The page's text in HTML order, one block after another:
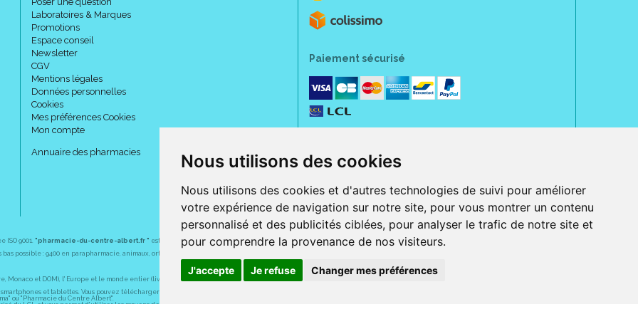
Nous utilisons des cookies
Nous utilisons des cookies et d'autres technologies de suivi pour améliorer
votre expérience de navigation sur notre site, pour vous montrer un contenu
personnalisé et des publicités ciblées, pour analyser le trafic de notre site et
pour comprendre la provenance de nos visiteurs.
J'accepte Je refuse Changer mes préférences
Laboratoires & Marques
Promotions
Espace conseil
Newsletter
CGV
Mentions légales
Données personnelles
Cookies
Mes préférences Cookies
Mon compte
Annuaire des pharmacies
Paiement sécurisé
9001. "pharmacie-du-centre-albert.fr " est le site internet de l a pharmacie du centre, 32 rue Jeanne d' Harcourt, 80300 Albert.
possible : 9400 en parapharmacie, animaux, orthopédie, matériel médical. 1700 en médicaments sans ordonnance.
et DOM), l' Europe et le monde entier (livraison assuré par Colissimo et ses partenaires à l' étranger).
et tablettes. Vous pouvez télécharger gratuitement l' application sur l' AppStore (pour iPhone, iPad et iPod touch), ou sur Google Play (pour Androïd 5.0 ou version
ou "Pharmacie du Centre Albert".
du LCL et vous permet d' utiliser les moyens de paiement suivants : CB, Visa, MasterCard, American Express, Bancontact, PayPal.